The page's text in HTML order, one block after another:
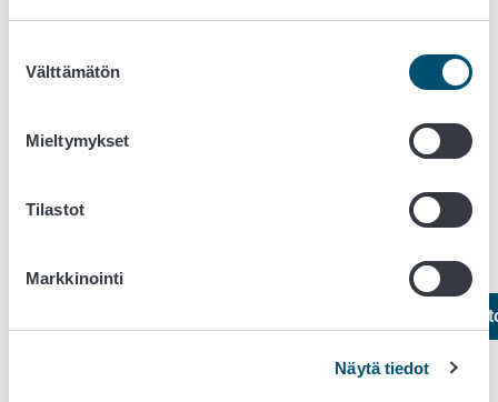
valinta
Välttämätön
Mieltymykset
Tilastot
Markkinointi
Näytä tiedot
Ilmoitus ammattimaisesta tai laajamittaisesta eläinten
Eläinten hyvinvointilain mukaisen ilmoituksenvaraisen